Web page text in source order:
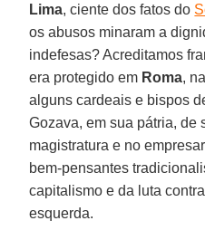
Lima, ciente dos fatos do
os abusos minaram a
indefesas? Acreditamos
era protegido em Roma,
alguns cardeais e bispos
Gozava, em sua pátria, de
magistratura e no
bem-pensantes
capitalismo e da luta
esquerda.